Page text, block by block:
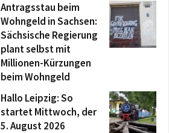
Antragsstau beim
Wohngeld in Sachsen:
Sächsische Regierung
plant selbst mit
Millionen-Kürzungen
beim Wohngeld
Hallo Leipzig: So
startet Mittwoch, der
5. August 2026